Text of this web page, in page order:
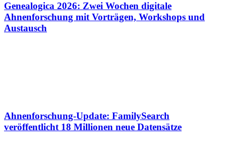
Genealogica 2026: Zwei Wochen digitale
Ahnenforschung mit Vorträgen, Workshops und
Austausch
Ahnenforschung-Update: FamilySearch
veröffentlicht 18 Millionen neue Datensätze